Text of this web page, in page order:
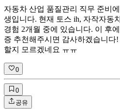
자동차 산업 품질관리 직무 준비
생입니다. 현재 토스 ih, 자작자동
경험 2개월 중에 있습니다. 이 후
증 추천해주시면 감사하겠습니다
할지 모르겠네요 ㅠㅠ
0
0
공유